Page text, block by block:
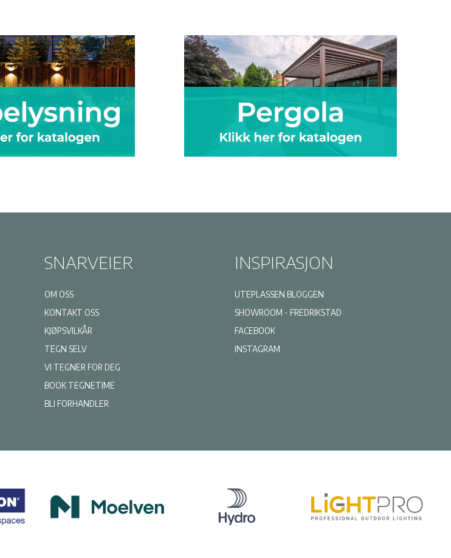
SNARVEIER
OM OSS
KONTAKT OSS
KJØPSVILKÅR
TEGN SELV
VI TEGNER FOR DEG
BOOK TEGNETIME
BLI FORHANDLER
INSPIRASJON
UTEPLASSEN BLOGGEN
SHOWROOM - FREDRIKSTAD
FACEBOOK
INSTAGRAM